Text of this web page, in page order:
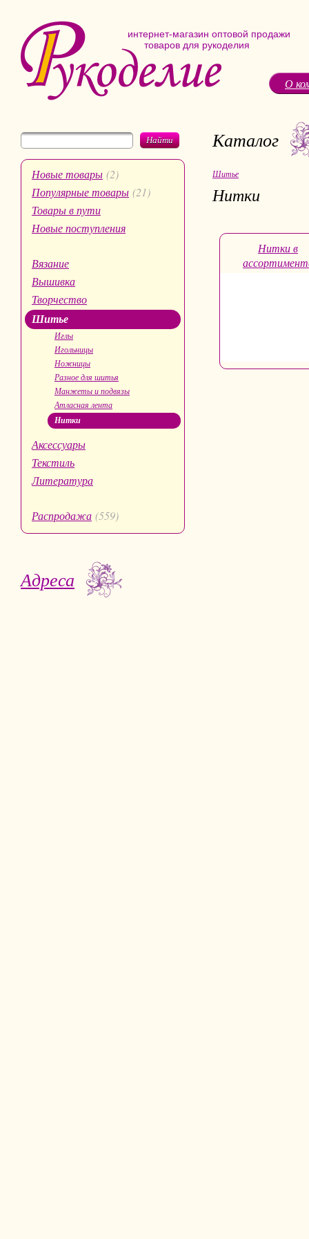
интернет-магазин оптовой продажи
товаров для рукоделия
О
Найти
Новые товары (2)
Популярные товары (21)
Товары в пути
Новые поступления
Вязание
Вышивка
Творчество
Шитье
Иглы
Игольницы
Ножницы
Разное для шитья
Манжеты и подвязы
Атласная лента
Нитки
Аксессуары
Текстиль
Литература
Распродажа (559)
Адреса
Каталог
Шитье
Нитки
Нитки в